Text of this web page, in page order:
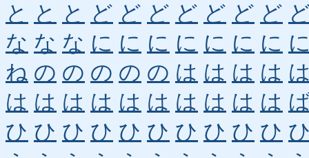
と と と ど ど ど ど ど ど ど
な な な に に に に に に に
ね の の の の の は は は は
は は は は は は は は は は
ひ ひ ひ ひ ひ ひ ひ ひ ひ ひ